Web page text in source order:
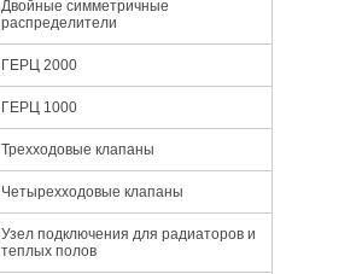
Двойные симметричные
распределители
ГЕРЦ 2000
ГЕРЦ 1000
Трехходовые клапаны
Четырехходовые клапаны
Узел подключения для радиаторов и
теплых полов